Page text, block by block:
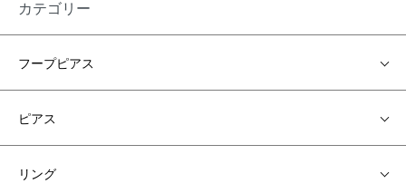
カテゴリー
フープピアス
ピアス
リング